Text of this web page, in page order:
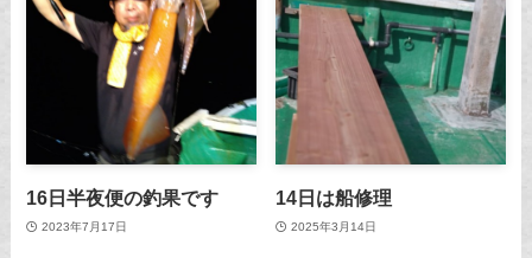
16日半夜便の釣果です
2023年7月17日
14日は船修理
2025年3月14日